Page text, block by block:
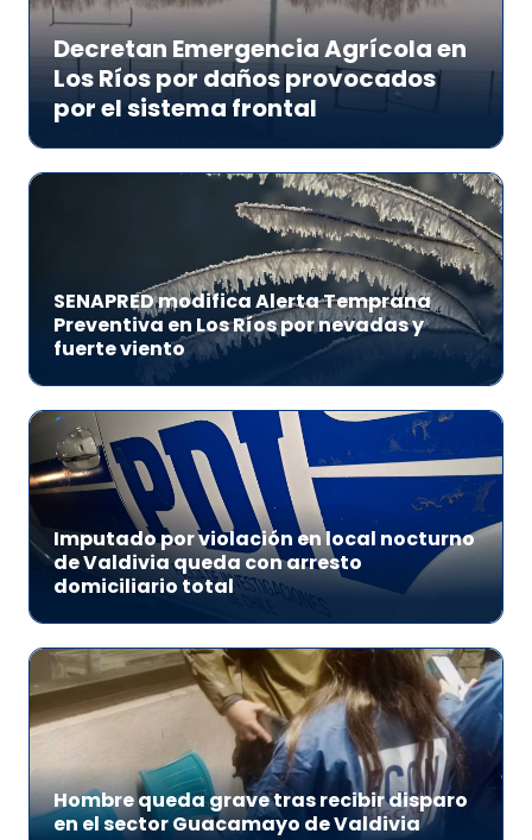
Decretan Emergencia Agrícola en
Los Ríos por daños provocados
por el sistema frontal
SENAPRED modifica Alerta Temprana
Preventiva en Los Ríos por nevadas y
fuerte viento
Imputado por violación en local nocturno
de Valdivia queda con arresto
domiciliario total
Hombre queda grave tras recibir disparo
en el sector Guacamayo de Valdivia